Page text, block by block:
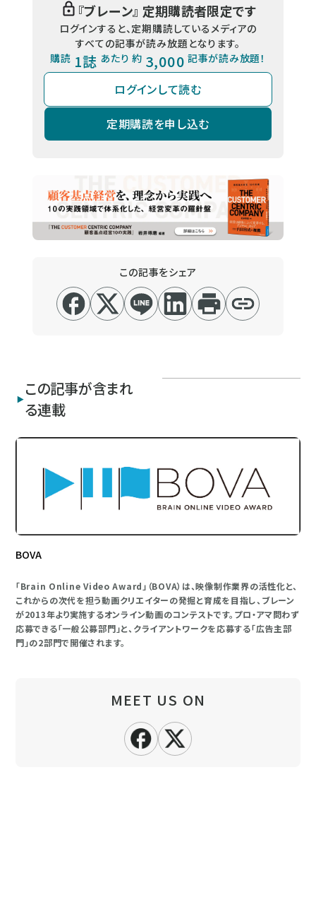
『ブレーン』 定期購読者限定です
ログインすると、定期購読しているメディアの
すべての記事が読み放題となります。
購読 1誌 あたり 約 3,000 記事が読み放題！
ログインして読む
定期購読を申し込む
この記事をシェア
この記事が含まれ
る連載
BOVA
「Brain Online Video Award」（BOVA）は、映像制作業界の活性化と、
これからの次代を担う動画クリエイターの発掘と育成を目指し、ブレーン
が2013年より実施するオンライン動画のコンテストです。プロ・アマ問わず
応募できる「一般公募部門」と、クライアントワークを応募する「広告主部
門」の2部門で開催されます。
MEET US ON